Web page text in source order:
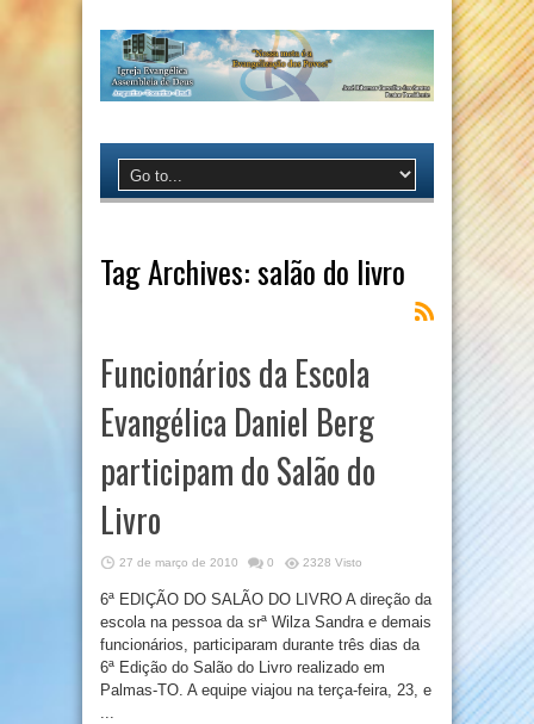
Tag Archives:salão do livro
Funcionários da Escola
Evangélica Daniel Berg
participam do Salão do
Livro
27 de março de 2010 0 2328 Visto
6ª EDIÇÃO DO SALÃO DO LIVRO A direção da
escola na pessoa da srª Wilza Sandra e demais
funcionários, participaram durante três dias da
6ª Edição do Salão do Livro realizado em
Palmas-TO. A equipe viajou na terça-feira, 23, e
...